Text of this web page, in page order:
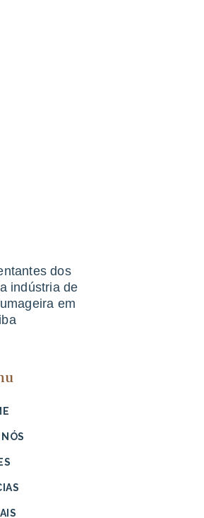
dos
indústria de
em